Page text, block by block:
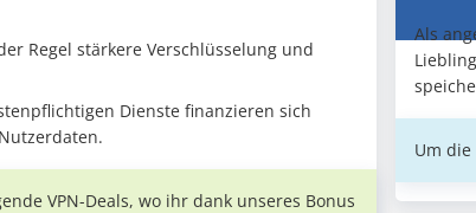
Regel stärkere Verschlüsselung und
Dienste finanzieren sich
VPN-Deals, wo ihr dank unseres Bonus
Als
Um